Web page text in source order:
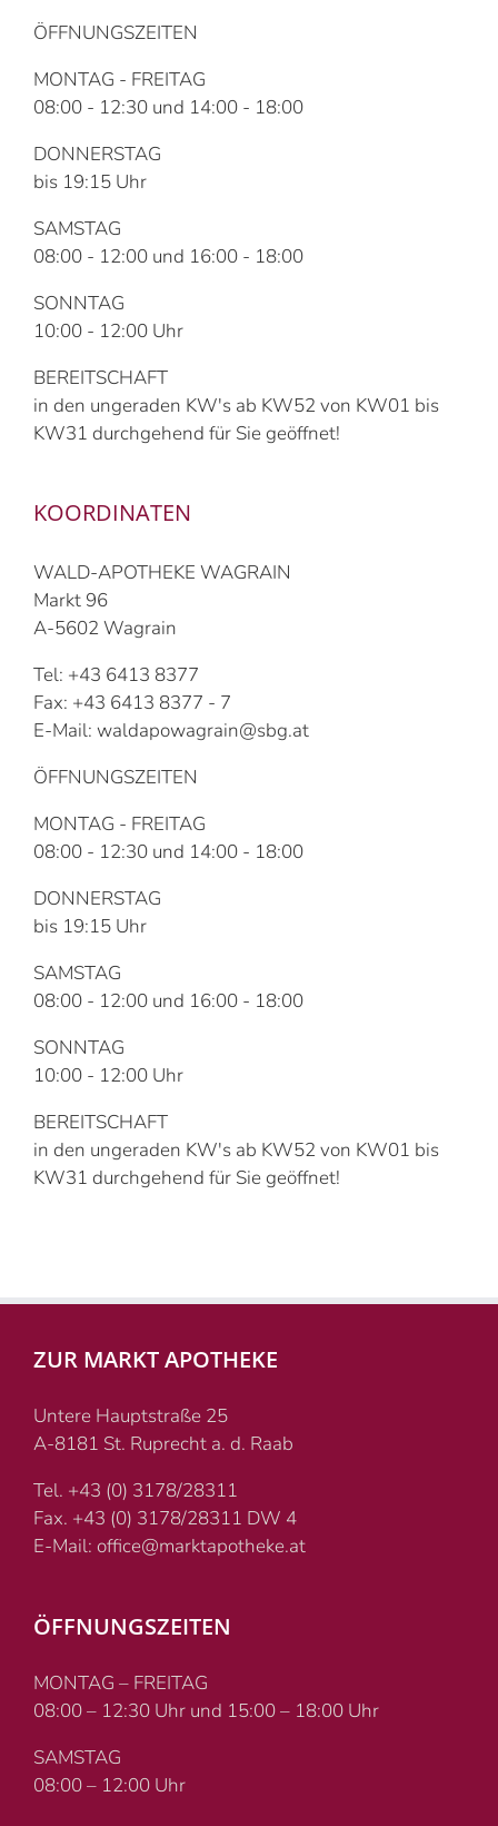
ÖFFNUNGSZEITEN
MONTAG - FREITAG
08:00 - 12:30 und 14:00 - 18:00
DONNERSTAG
bis 19:15 Uhr
SAMSTAG
08:00 - 12:00 und 16:00 - 18:00
SONNTAG
10:00 - 12:00 Uhr
BEREITSCHAFT
in den ungeraden KW's ab KW52 von KW01 bis
KW31 durchgehend für Sie geöffnet!
KOORDINATEN
WALD-APOTHEKE WAGRAIN
Markt 96
A-5602 Wagrain
Tel: +43 6413 8377
Fax: +43 6413 8377 - 7
E-Mail: waldapowagrain@sbg.at
ÖFFNUNGSZEITEN
MONTAG - FREITAG
08:00 - 12:30 und 14:00 - 18:00
DONNERSTAG
bis 19:15 Uhr
SAMSTAG
08:00 - 12:00 und 16:00 - 18:00
SONNTAG
10:00 - 12:00 Uhr
BEREITSCHAFT
in den ungeraden KW's ab KW52 von KW01 bis
KW31 durchgehend für Sie geöffnet!
ZUR MARKT APOTHEKE
Untere Hauptstraße 25
A-8181 St. Ruprecht a. d. Raab
Tel. +43 (0) 3178/28311
Fax. +43 (0) 3178/28311 DW 4
E-Mail: office@marktapotheke.at
ÖFFNUNGSZEITEN
MONTAG – FREITAG
08:00 – 12:30 Uhr und 15:00 – 18:00 Uhr
SAMSTAG
08:00 – 12:00 Uhr